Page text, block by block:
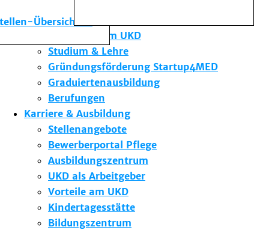
Übersicht
Die Institute des UKD
Forschung am UKD
Studium & Lehre
Gründungsförderung Startup4MED
Graduiertenausbildung
Berufungen
Karriere & Ausbildung
Stellenangebote
Bewerberportal Pflege
Ausbildungszentrum
UKD als Arbeitgeber
Vorteile am UKD
Kindertagesstätte
Bildungszentrum